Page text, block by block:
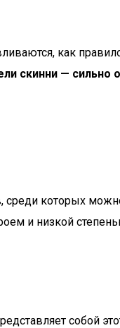
как
скинни — сильно
которых
и низкой
собой